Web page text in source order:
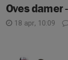
Oves damer
18 apr, 10:09